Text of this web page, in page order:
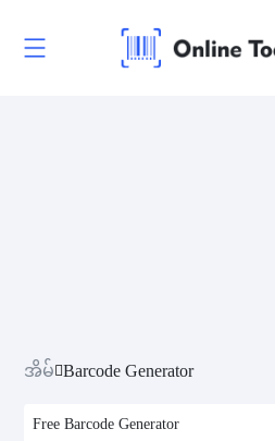
အိမ် Barcode Generator
Free Barcode Generator